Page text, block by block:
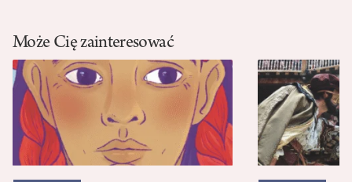
Może Cię zainteresować